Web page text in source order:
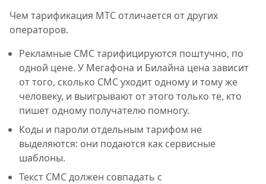
Чем тарификация МТС отличается от других
операторов.
Рекламные СМС тарифицируются поштучно, по
одной цене. У Мегафона и Билайна цена зависит
от того, сколько СМС уходит одному и тому же
человеку, и выигрывают от этого только те, кто
пишет одному получателю помногу.
Коды и пароли отдельным тарифом не
выделяются: они подаются как сервисные
шаблоны.
Текст СМС должен совпадать с